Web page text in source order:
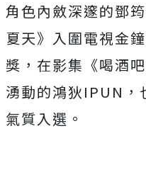
角色內斂深邃的鄧
夏天》入圍電視金
獎，在影集《喝酒
湧動的鴻狄IPUN，
氣質入選。